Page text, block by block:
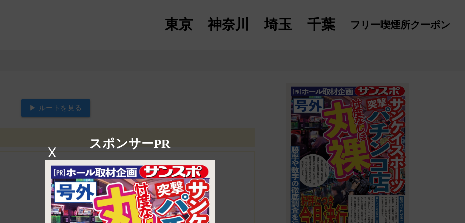
東京 神奈川 埼玉 千葉 フリー喫煙所クーポン
スポンサーPR
X
▶ ルートを見る